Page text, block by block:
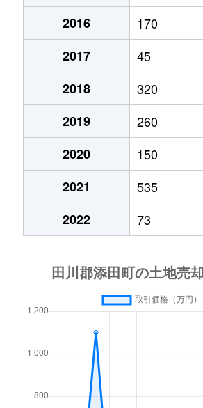
2016
170
2017
45
2018
320
2019
260
2020
150
2021
535
2022
73